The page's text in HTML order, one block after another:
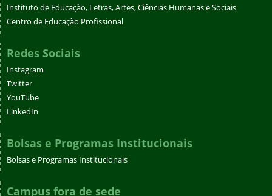
Instituto de Educação, Letras, Artes, Ciências Humanas e Sociais
Centro de Educação Profissional
Redes Sociais
Instagram
Twitter
YouTube
LinkedIn
Bolsas e Programas Institucionais
Bolsas e Programas Institucionais
Campus fora de sede